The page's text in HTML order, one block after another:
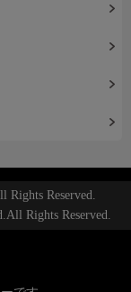
Rights Reserved.
Rights Reserved.